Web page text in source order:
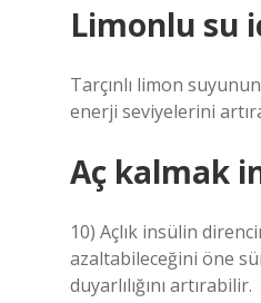
Limonlu su
Tarçınlı limon
enerji seviyelerini
Aç kalmak
10) Açlık insülin
azaltabileceğini öne
duyarlılığını artırabilir.